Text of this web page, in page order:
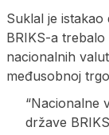
Suklal je istakao
BRIKS-a
nacionalnih
međusobnoj
“Nacionalne
države